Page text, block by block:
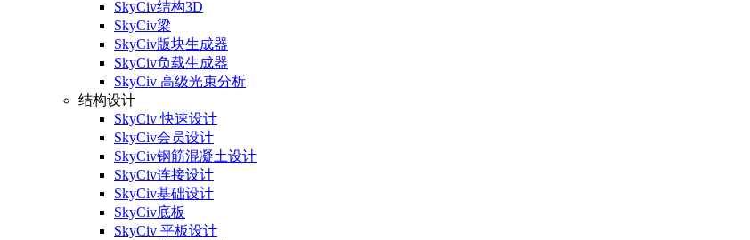
SkyCiv结构3D
SkyCiv梁
SkyCiv版块生成器
SkyCiv负载生成器
SkyCiv 高级光束分析
结构设计
SkyCiv 快速设计
SkyCiv会员设计
SkyCiv钢筋混凝土设计
SkyCiv连接设计
SkyCiv基础设计
SkyCiv底板
SkyCiv 平板设计